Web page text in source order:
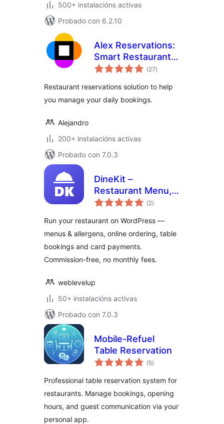
500+ instalacións activas
Probado con 6.2.10
Alex Reservations:
Smart Restaurant
Booking
(27valoracións
totais
)
Restaurant reservations solution to help
you manage your daily bookings.
Alejandro
200+ instalacións activas
Probado con 7.0.3
DineKit –
Restaurant Menu,
Online Ordering,
& POS
(2valoracións
totais
)
Run your restaurant on WordPress —
menus & allergens, online ordering, table
bookings and card payments.
Commission-free, no monthly fees.
weblevelup
50+ instalacións activas
Probado con 7.0.3
Mobile-Refuel
Table Reservation
(5valoracións
totais
)
Professional table reservation system for
restaurants. Manage bookings, opening
hours, and guest communication via your
personal app.